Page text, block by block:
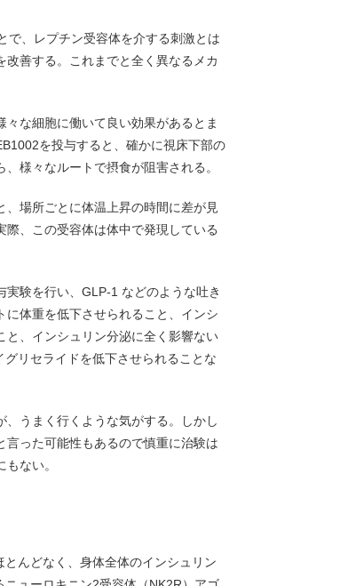
で、レプチン受容体を介する刺激とは
善する。これまでと全く異なるメカ
な細胞に働いて良い効果があるとま
を投与すると、確かに視床下部の
様々なルートで摂食が阻害される。
、場所ごとに体温上昇の時間に差が見
、この受容体は体中で発現している
験を行い、GLP-1 などのような吐き
体重を低下させられること、インシ
と、インシュリン分泌に全く影響ない
リセライドを低下させられることな
うまく行くような気がする。しかし
った可能性もあるので慎重に治験は
ない。
んどなく、身体全体のインシュリン